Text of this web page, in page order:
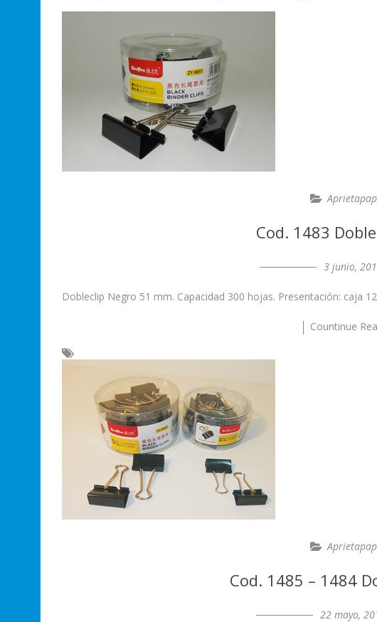
Cod. 1483
3 junio,
Dobleclip Negro 51 mm. Capacidad 300 hojas. Presentación: caja
Countinue
Cod. 1485 – 1484
22 mayo,